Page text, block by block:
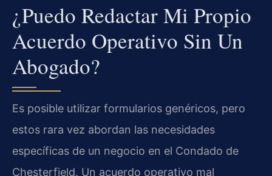
¿Puedo Redactar Mi Propio
Acuerdo Operativo Sin Un
Abogado?
Es posible utilizar formularios genéricos, pero
estos rara vez abordan las necesidades
específicas de un negocio en el Condado de
Chesterfield. Un acuerdo operativo mal